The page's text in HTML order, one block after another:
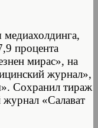
процента
мирас», на
журнал»,
Сохранил тираж
«Салават